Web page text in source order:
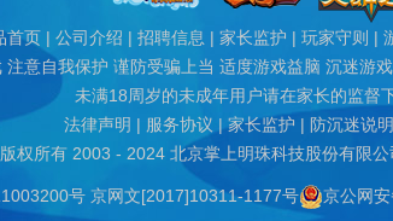
首页 | 公司介绍 | 招聘信息 | 家长监护 | 玩家守则 |
注意自我保护 谨防受骗上当 适度游戏益脑 沉迷游
未满18周岁的未成年用户请在家长的监督
法律声明 | 服务协议 | 家长监护 | 防沉迷说明
版权所有 2003 - 2024 北京掌上明珠科技股份有限公
号 京网文[2017]10311-1177号 京公网